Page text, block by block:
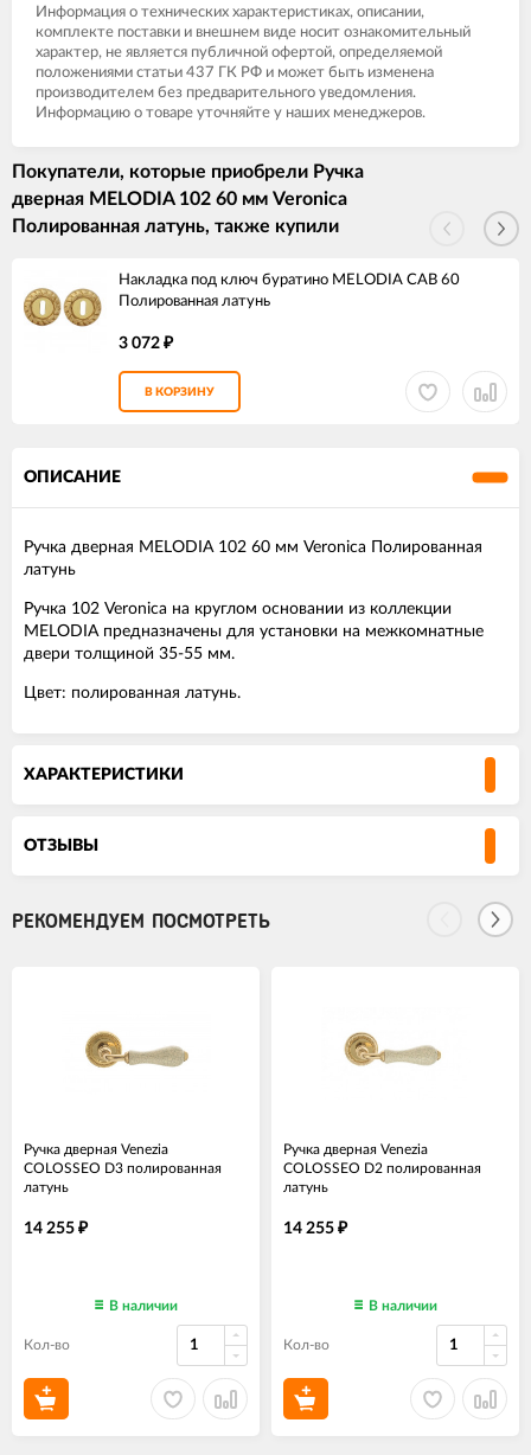
Информация о технических характеристиках, описании,
комплекте поставки и внешнем виде носит ознакомительный
характер, не является публичной офертой, определяемой
положениями статьи 437 ГК РФ и может быть изменена
производителем без предварительного уведомления.
Информацию о товаре уточняйте у наших менеджеров.
Покупатели, которые приобрели Ручка
дверная MELODIA 102 60 мм Veronica
Полированная латунь, также купили
Накладка под ключ буратино MELODIA CAB 60
Полированная латунь
3 072 ₽
В КОРЗИНУ
ОПИСАНИЕ
Ручка дверная MELODIA 102 60 мм Veronica Полированная
латунь
Ручка 102 Veronica на круглом основании из коллекции
MELODIA предназначены для установки на межкомнатные
двери толщиной 35-55 мм.
Цвет: полированная латунь.
ХАРАКТЕРИСТИКИ
ОТЗЫВЫ
РЕКОМЕНДУЕМ ПОСМОТРЕТЬ
Ручка дверная Venezia
COLOSSEO D3 полированная
латунь
14 255 ₽
В наличии
Кол-во
Ручка дверная Venezia
COLOSSEO D2 полированная
латунь
14 255 ₽
В наличии
Кол-во